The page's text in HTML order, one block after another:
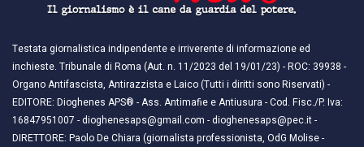
Testata giornalistica indipendente e irriverente di informazione ed
inchieste. Tribunale di Roma (Aut. n. 11/2023 del 19/01/23) - ROC: 39938 -
Organo Antifascista, Antirazzista e Laico (Tutti i diritti sono Riservati) -
EDITORE: Dioghenes APS® - Ass. Antimafie e Antiusura - Cod. Fisc./P. Iva:
16847951007 - dioghenesaps@gmail.com - dioghenesaps@pec.it - ​​
DIRETTORE: Paolo De Chiara (giornalista professionista, OdG Molise -